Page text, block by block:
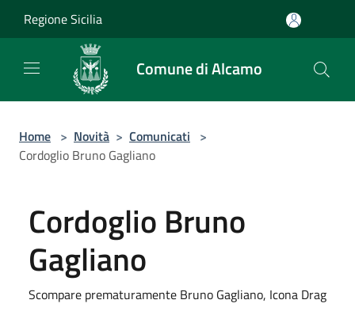
Regione Sicilia
Comune di Alcamo
Home > Novità > Comunicati >
Cordoglio Bruno Gagliano
Cordoglio Bruno
Gagliano
Scompare prematuramente Bruno Gagliano, Icona Drag